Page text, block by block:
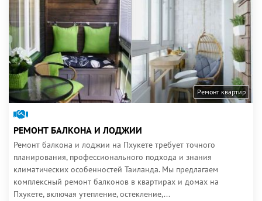
Ремонт квартир
РЕМОНТ БАЛКОНА И ЛОДЖИИ
Ремонт балкона и лоджии на Пхукете требует точного
планирования, профессионального подхода и знания
климатических особенностей Таиланда. Мы предлагаем
комплексный ремонт балконов в квартирах и домах на
Пхукете, включая утепление, остекление,...